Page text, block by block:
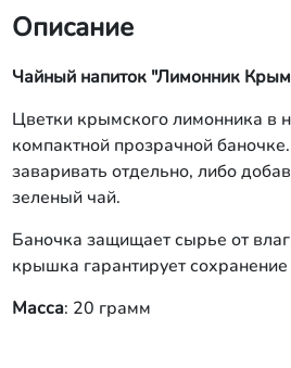
Описание
Чайный напиток "Лимонник
Цветки крымского лимонника в
компактной прозрачной
заваривать отдельно, либо
зеленый чай.
Баночка защищает сырье от
крышка гарантирует
Масса: 20 грамм